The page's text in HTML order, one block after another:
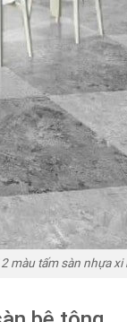
màu tấm sàn nhựa